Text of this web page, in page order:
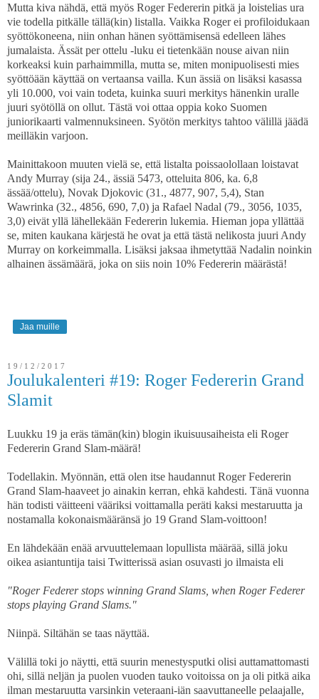
Mutta kiva nähdä, että myös Roger Federerin pitkä ja loistelias ura
vie todella pitkälle tällä(kin) listalla. Vaikka Roger ei profiloidukaan
syöttökoneena, niin onhan hänen syöttämisensä edelleen lähes
jumalaista. Ässät per ottelu -luku ei tietenkään nouse aivan niin
korkeaksi kuin parhaimmilla, mutta se, miten monipuolisesti mies
syöttöään käyttää on vertaansa vailla. Kun ässiä on lisäksi kasassa
yli 10.000, voi vain todeta, kuinka suuri merkitys hänenkin uralle
juuri syötöllä on ollut. Tästä voi ottaa oppia koko Suomen
juniorikaarti valmennuksineen. Syötön merkitys tahtoo välillä jäädä
meilläkin varjoon.
Mainittakoon muuten vielä se, että listalta poissaolollaan loistavat
Andy Murray (sija 24., ässiä 5473, otteluita 806, ka. 6,8
ässää/ottelu), Novak Djokovic (31., 4877, 907, 5,4), Stan
Wawrinka (32., 4856, 690, 7,0) ja Rafael Nadal (79., 3056, 1035,
3,0) eivät yllä lähellekään Federerin lukemia. Hieman jopa yllättää
se, miten kaukana kärjestä he ovat ja että tästä nelikosta juuri Andy
Murray on korkeimmalla. Lisäksi jaksaa ihmetyttää Nadalin noinkin
alhainen ässämäärä, joka on siis noin 10% Federerin määrästä!
Jaa muille
19/12/2017
Joulukalenteri #19: Roger Federerin Grand
Slamit
Luukku 19 ja eräs tämän(kin) blogin ikuisuusaiheista eli Roger
Federerin Grand Slam-määrä!
Todellakin. Myönnän, että olen itse haudannut Roger Federerin
Grand Slam-haaveet jo ainakin kerran, ehkä kahdesti. Tänä vuonna
hän todisti väitteeni vääriksi voittamalla peräti kaksi mestaruutta ja
nostamalla kokonaismääränsä jo 19 Grand Slam-voittoon!
En lähdekään enää arvuuttelemaan lopullista määrää, sillä joku
oikea asiantuntija taisi Twitterissä asian osuvasti jo ilmaista eli
"Roger Federer stops winning Grand Slams, when Roger Federer
stops playing Grand Slams."
Niinpä. Siltähän se taas näyttää.
Välillä toki jo näytti, että suurin menestysputki olisi auttamattomasti
ohi, sillä neljän ja puolen vuoden tauko voitoissa on ja oli pitkä aika
ilman mestaruutta varsinkin veteraani-iän saavuttaneelle pelaajalle,